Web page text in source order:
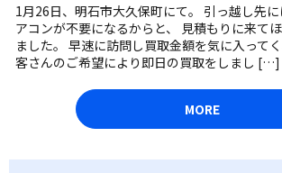
1月26日、明石市大久保町にて。 引っ越し先
アコンが不要になるからと、 見積もりに来て
ました。 早速に訪問し買取金額を気に入って
客さんのご希望により即日の買取をしまし […]
MORE